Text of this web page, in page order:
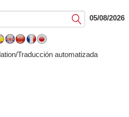
Submit05/08/2026
Traducción automatizada